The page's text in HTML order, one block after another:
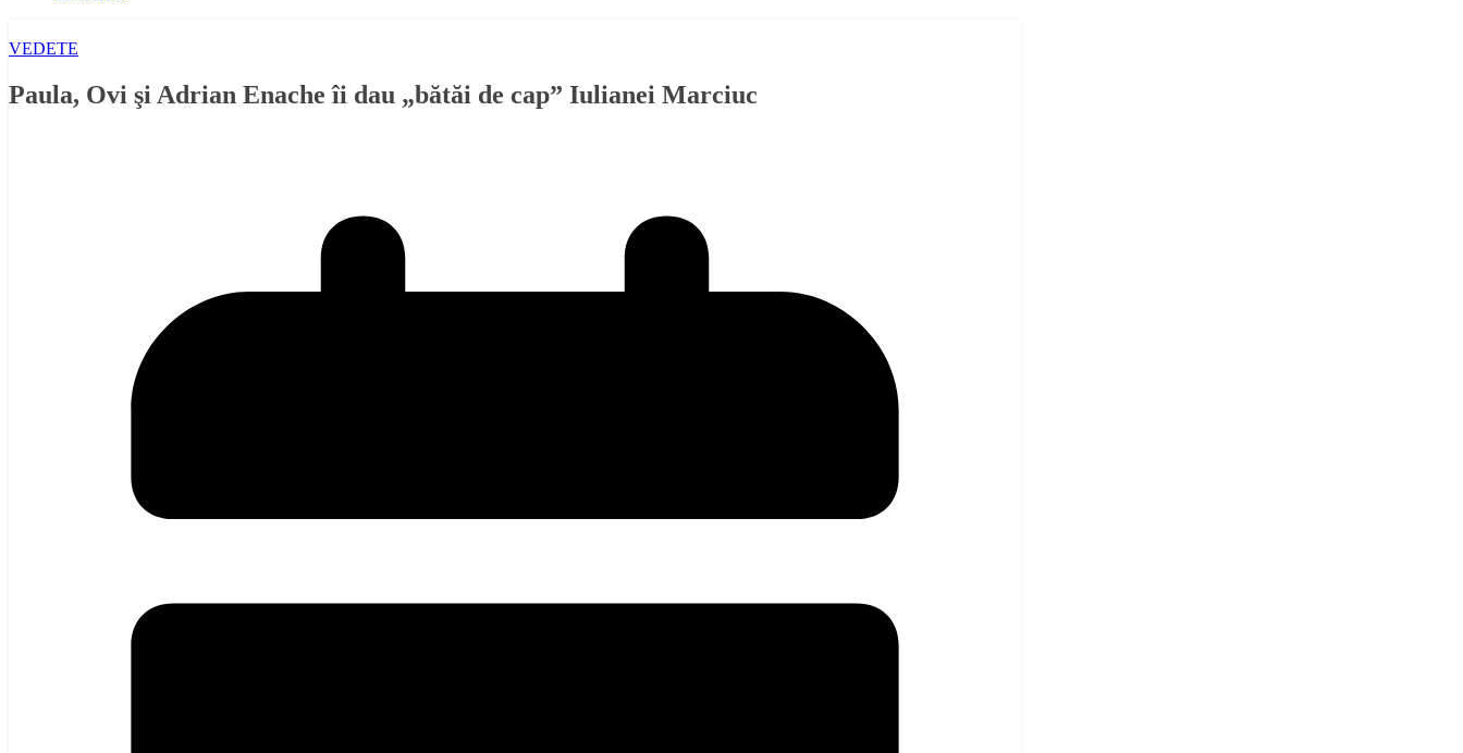
VEDETE
Paula, Ovi şi Adrian Enache îi dau „bătăi de cap” Iulianei Marciuc